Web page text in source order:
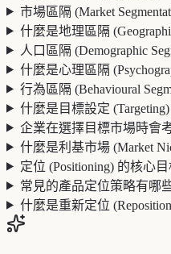
市場區隔 (Market
什麼是地理區隔
人口區隔 (Demographic
什麼是心理區隔
行為區隔 (Behavioural
什麼是目標設定 (Targeting)
企業在選擇目標市場時會
什麼是利基市場 (Market
定位 (Positioning) 的核心
常見的產品定位策略有哪
什麼是重新定位